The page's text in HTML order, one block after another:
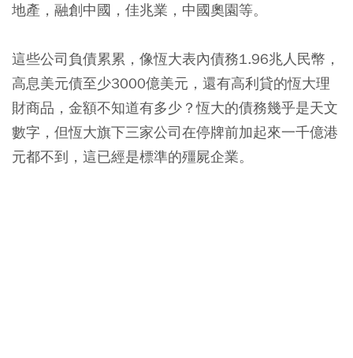
地產，融創中國，佳兆業，中國奧園等。
這些公司負債累累，像恆大表內債務1.96兆人民幣，
高息美元債至少3000億美元，還有高利貸的恆大理
財商品，金額不知道有多少？恆大的債務幾乎是天文
數字，但恆大旗下三家公司在停牌前加起來一千億港
元都不到，這已經是標準的殭屍企業。